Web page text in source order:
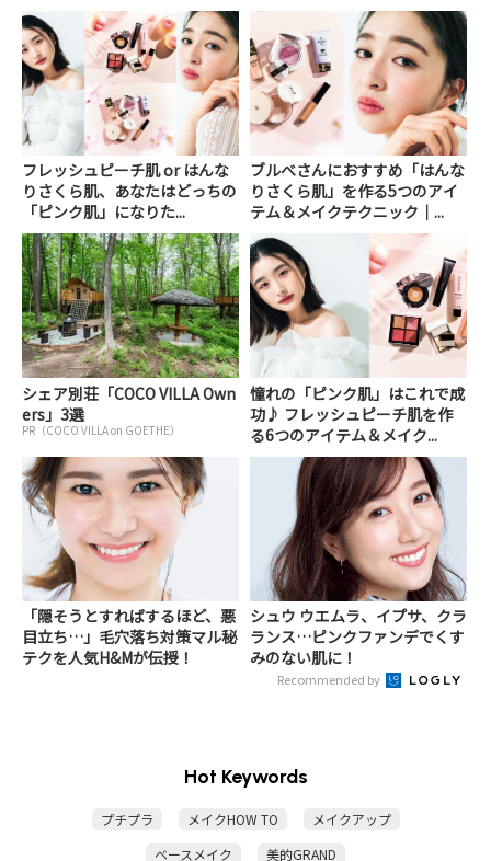
フレッシュピーチ肌 or はんな
りさくら肌、あなたはどっちの
「ピンク肌」になりた...
ブルべさんにおすすめ「はんな
りさくら肌」を作る5つのアイ
テム＆メイクテクニック｜...
シェア別荘「COCO VILLA Own
ers」3選
PR（COCO VILLA on GOETHE）
憧れの「ピンク肌」はこれで成
功♪ フレッシュピーチ肌を作
る6つのアイテム＆メイク...
「隠そうとすればするほど、悪
目立ち…」毛穴落ち対策マル秘
テクを人気H&Mが伝授！
シュウ ウエムラ、イプサ、クラ
ランス…ピンクファンデでくす
みのない肌に！
Recommended by
Hot Keywords
プチプラ メイクHOW TO
メイクアップ
ベースメイク
美的GRAND